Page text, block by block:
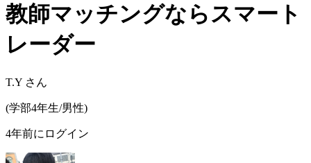
教師マッチングならスマート
レーダー
T.Y さん
(学部4年生/男性)
4年前にログイン